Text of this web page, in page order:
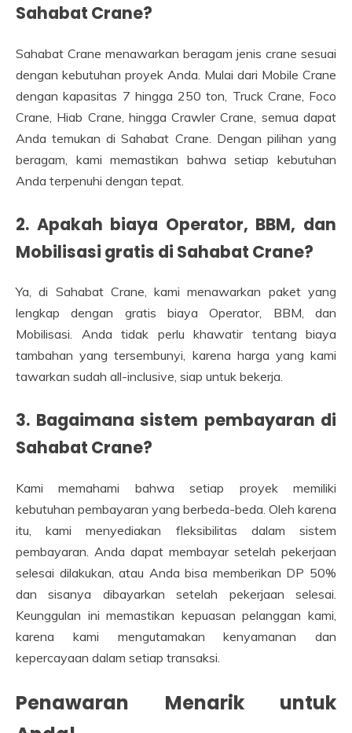
Sahabat Crane?
Sahabat Crane menawarkan beragam jenis crane sesuai
dengan kebutuhan proyek Anda. Mulai dari Mobile Crane
dengan kapasitas 7 hingga 250 ton, Truck Crane, Foco
Crane, Hiab Crane, hingga Crawler Crane, semua dapat
Anda temukan di Sahabat Crane. Dengan pilihan yang
beragam, kami memastikan bahwa setiap kebutuhan
Anda terpenuhi dengan tepat.
2. Apakah biaya Operator, BBM, dan
Mobilisasi gratis di Sahabat Crane?
Ya, di Sahabat Crane, kami menawarkan paket yang
lengkap dengan gratis biaya Operator, BBM, dan
Mobilisasi. Anda tidak perlu khawatir tentang biaya
tambahan yang tersembunyi, karena harga yang kami
tawarkan sudah all-inclusive, siap untuk bekerja.
3. Bagaimana sistem pembayaran di
Sahabat Crane?
Kami memahami bahwa setiap proyek memiliki
kebutuhan pembayaran yang berbeda-beda. Oleh karena
itu, kami menyediakan fleksibilitas dalam sistem
pembayaran. Anda dapat membayar setelah pekerjaan
selesai dilakukan, atau Anda bisa memberikan DP 50%
dan sisanya dibayarkan setelah pekerjaan selesai.
Keunggulan ini memastikan kepuasan pelanggan kami,
karena kami mengutamakan kenyamanan dan
kepercayaan dalam setiap transaksi.
Penawaran Menarik untuk